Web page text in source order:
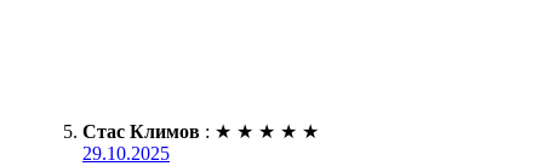
Стас Климов : ★ ★ ★ ★ ★
29.10.2025